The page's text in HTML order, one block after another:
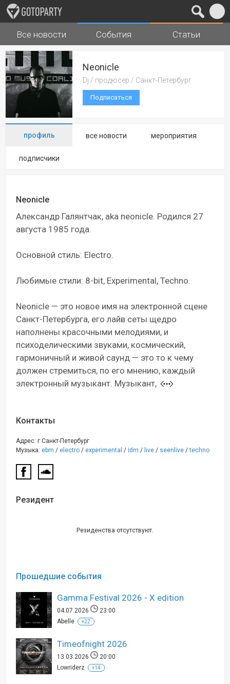
Города Музыка
Все новости События Статьи
Neonicle
Dj / продюсер / Санкт-Петербург
Подписаться
профиль все новости мероприятия
подписчики
Neonicle
Александр Галянтчак, aka neonicle. Родился 27
августа 1985 года.
Основной стиль: Electro.
Любимые стили: 8-bit, Experimental, Techno.
Neonicle — это новое имя на электронной сцене
Санкт-Петербурга, его лайв сеты щедро
наполнены красочными мелодиями, и
психоделическими звуками, космический,
гармоничный и живой саунд — это то к чему
должен стремиться, по его мнению, каждый
электронный музыкант. Музыкант,
Контакты
Адрес: г Санкт-Петербург
Музыка: ebm / electro / experimental / idm / live / seenlive /techno
Резидент
Резиденства отсутствуют.
Прошедшие события
Gamma Festival 2026 - X edition
04.07.2026
23:00
Abelle
+22
Timeofnight 2026
13.03.2026
20:00
Lowriderz
+14